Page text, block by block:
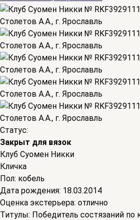
Статус:
Закрыт для вязок
Клуб Суомен Никки
Кличка
Пол: кобель
Дата рождения: 18.03.2014
Оценка экстерьера: отлично
Титулы: Победитель состязаний по